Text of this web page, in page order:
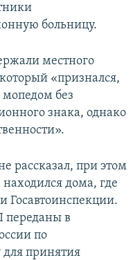
больницу.
местного
«признался,
без
знака, однако
рассказал, при этом
дома, где
Госавтоинспекции.
переданы в
по
для принятия